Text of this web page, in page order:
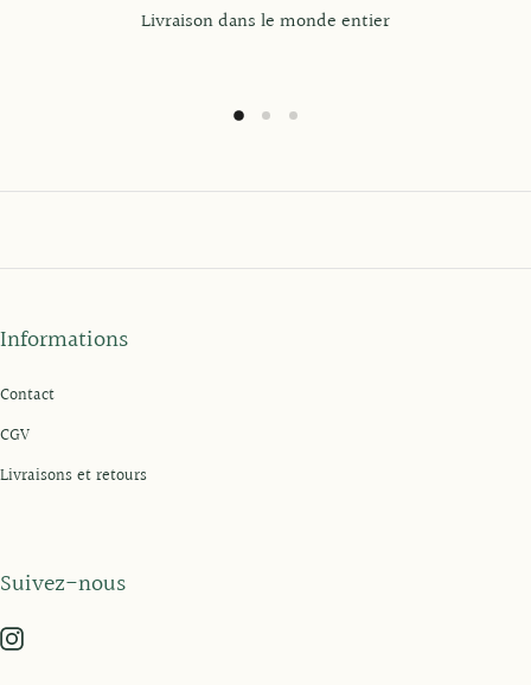
Livraison dans le monde entier
Informations
Contact
CGV
Livraisons et retours
Suivez-nous